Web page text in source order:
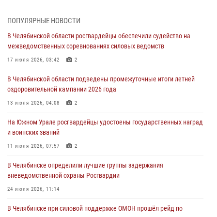
03 августа 2026, 09:22 1
Авиация Росгвардии совершила более 250 санитарных вылетов в
Донецкой Народной Республике
31 июля 2026, 11:33
Росгвардия обеспечивает безопасность граждан на южном
направлении
31 июля 2026, 11:32
В Уральском округе Росгвардии состоялось заседание
оперативного штаба
30 июля 2026, 10:53
ПОПУЛЯРНЫЕ НОВОСТИ
В Челябинской области росгвардейцы обеспечили судейство на
межведомственных соревнованиях силовых ведомств
17 июля 2026, 03:42 2
В Челябинской области подведены промежуточные итоги летней
оздоровительной кампании 2026 года
13 июля 2026, 04:08 2
На Южном Урале росгвардейцы удостоены государственных наград
и воинских званий
11 июля 2026, 07:57 2
В Челябинске определили лучшие группы задержания
вневедомственной охраны Росгвардии
24 июля 2026, 11:14
В Челябинске при силовой поддержке ОМОН прошёл рейд по